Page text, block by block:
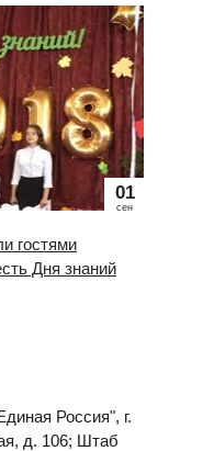
гостями
Дня знаний
01
сен
Россия", г.
д. 106; Штаб